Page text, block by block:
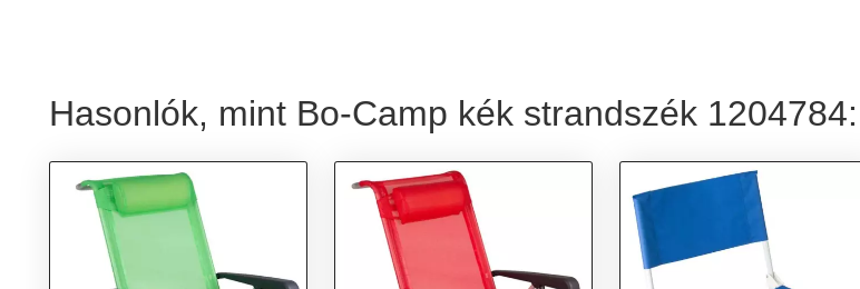
További információk>>
Hasonlók, mint Bo-Camp kék strandszék 1204784: